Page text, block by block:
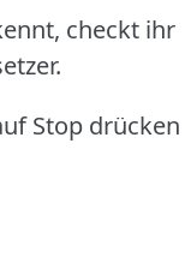
checkt ihr
Stop drücken